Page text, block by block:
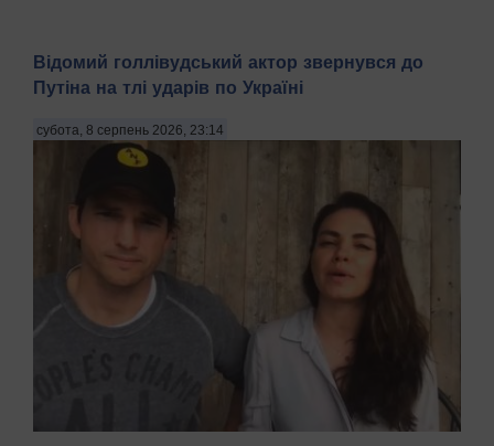
Відомий голлівудський актор звернувся до
Путіна на тлі ударів по Україні
субота, 8 серпень 2026, 23:14